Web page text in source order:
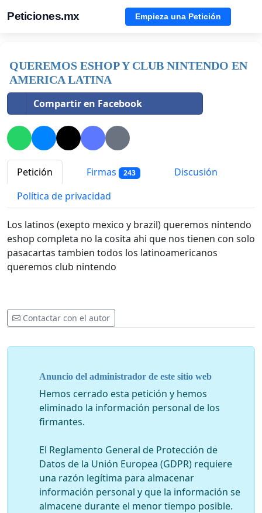
Peticiones.mx Empieza una Petición
QUEREMOS ESHOP Y CLUB NINTENDO EN
AMERICA LATINA
Compartir en Facebook
Petición Firmas 243
Discusión
Política de privacidad
Los latinos (exepto mexico y brazil) queremos nintendo
eshop completa no la cosita ahi que nos tienen con solo
pasacartas tambien todos los latinoamericanos
queremos club nintendo
Contactar con el autor
Anuncio del administrador de este sitio web
Hemos cerrado esta petición y hemos
eliminado la información personal de los
firmantes.
El Reglamento General de Protección de
Datos de la Unión Europea (GDPR) requiere
una razón legítima para almacenar
información personal y que la información se
almacene durante el menor tiempo posible.